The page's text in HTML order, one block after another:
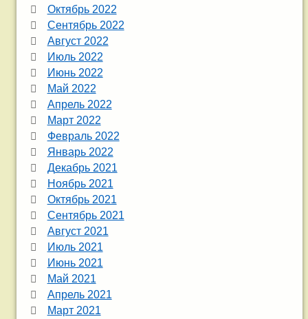
Октябрь 2022
Сентябрь 2022
Август 2022
Июль 2022
Июнь 2022
Май 2022
Апрель 2022
Март 2022
Февраль 2022
Январь 2022
Декабрь 2021
Ноябрь 2021
Октябрь 2021
Сентябрь 2021
Август 2021
Июль 2021
Июнь 2021
Май 2021
Апрель 2021
Март 2021